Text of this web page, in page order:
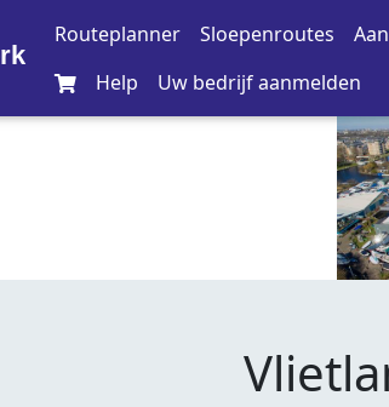
Routeplanner Sloepenroutes
Help
Uw bedrijf aanmelden